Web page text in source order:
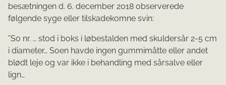
besætningen d. 6. december 2018 observerede
følgende syge eller tilskadekomne svin:
”So nr. … stod i boks i løbestalden med skuldersår 2-5 cm
i diameter… Soen havde ingen gummimåtte eller andet
blødt leje og var ikke i behandling med sårsalve eller
lign…